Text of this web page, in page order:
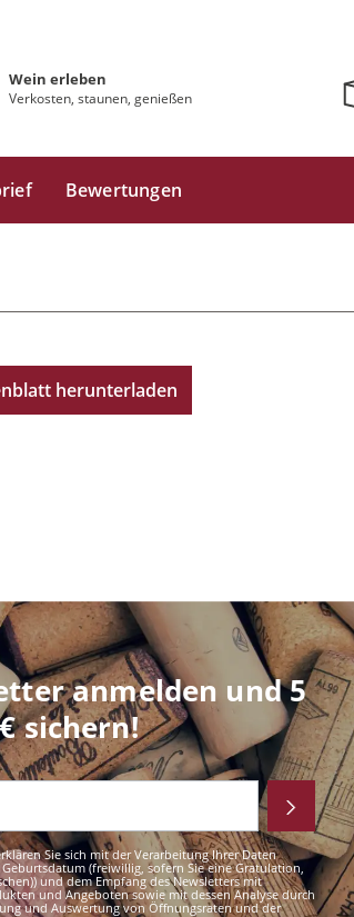
Wein erleben
Verkosten, staunen, genießen
Bewertungen
herunterladen
anmelden und 5
€ sichern!
Sie sich mit der Verarbeitung Ihrer Daten
(freiwillig, sofern Sie eine Gratulation,
und dem Empfang des Newsletters mit
und Angeboten sowie mit dessen Analyse durch
und Auswertung von Öffnungsraten und der